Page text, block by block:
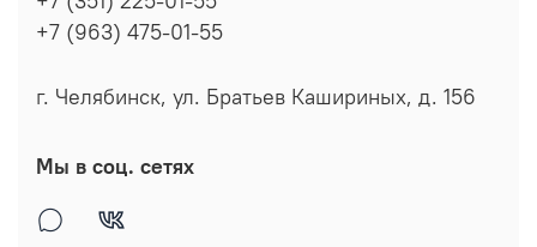
+7 (963) 475-01-55
г. Челябинск, ул. Братьев Кашириных, д. 156
Мы в соц. сетях